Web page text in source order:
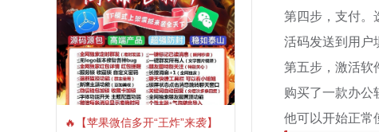
🔥【苹果微信多开“王炸”来袭】
第四步，支付。
活码发送到用户
第五步，激活软
购买了一款办公
他可以开始正常